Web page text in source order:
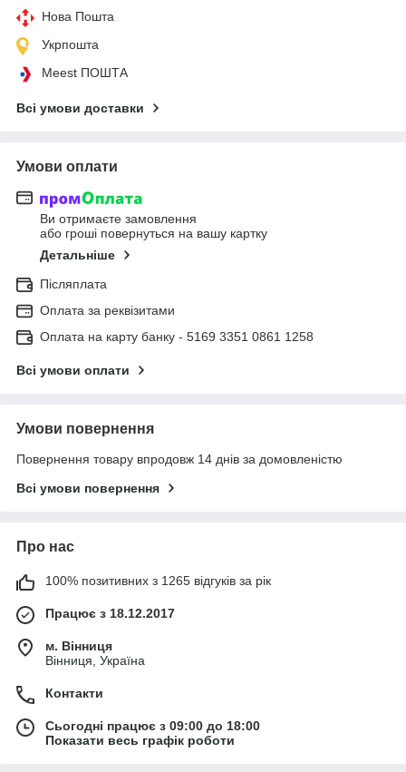
Нова Пошта
Укрпошта
Meest ПОШТА
Всі умови доставки
Умови оплати
Ви отримаєте замовлення
або гроші повернуться на вашу картку
Детальніше
Післяплата
Оплата за реквізитами
Оплата на карту банку - 5169 3351 0861 1258
Всі умови оплати
Умови повернення
Повернення товару впродовж 14 днів за домовленістю
Всі умови повернення
Про нас
100% позитивних з 1265 відгуків за рік
Працює з 18.12.2017
м. Вінниця
Вінниця, Україна
Контакти
Сьогодні працює з 09:00 до 18:00
Показати весь графік роботи